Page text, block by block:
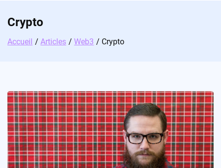
Crypto
Accueil Articles Web3 Crypto